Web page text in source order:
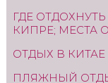
ГДЕ
КИПРЕ; МЕСТА
ОТДЫХ В
ПЛЯЖНЫЙ